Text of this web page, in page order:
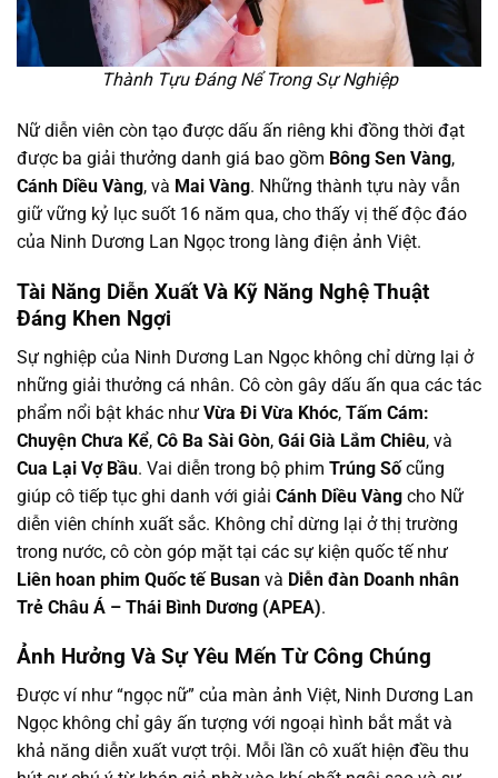
Thành Tựu Đáng Nể Trong Sự Nghiệp
Nữ diễn viên còn tạo được dấu ấn riêng khi đồng thời đạt
được ba giải thưởng danh giá bao gồm Bông Sen Vàng,
Cánh Diều Vàng, và Mai Vàng. Những thành tựu này vẫn
giữ vững kỷ lục suốt 16 năm qua, cho thấy vị thế độc đáo
của Ninh Dương Lan Ngọc trong làng điện ảnh Việt.
Tài Năng Diễn Xuất Và Kỹ Năng Nghệ Thuật
Đáng Khen Ngợi
Sự nghiệp của Ninh Dương Lan Ngọc không chỉ dừng lại ở
những giải thưởng cá nhân. Cô còn gây dấu ấn qua các tác
phẩm nổi bật khác như Vừa Đi Vừa Khóc, Tấm Cám:
Chuyện Chưa Kể, Cô Ba Sài Gòn, Gái Già Lắm Chiêu, và
Cua Lại Vợ Bầu. Vai diễn trong bộ phim Trúng Sốcũng
giúp cô tiếp tục ghi danh với giải Cánh Diều Vàng cho Nữ
diễn viên chính xuất sắc. Không chỉ dừng lại ở thị trường
trong nước, cô còn góp mặt tại các sự kiện quốc tế như
Liên hoan phim Quốc tế Busan và Diễn đàn Doanh nhân
Trẻ Châu Á – Thái Bình Dương (APEA).
Ảnh Hưởng Và Sự Yêu Mến Từ Công Chúng
Được ví như “ngọc nữ” của màn ảnh Việt, Ninh Dương Lan
Ngọc không chỉ gây ấn tượng với ngoại hình bắt mắt và
khả năng diễn xuất vượt trội. Mỗi lần cô xuất hiện đều thu